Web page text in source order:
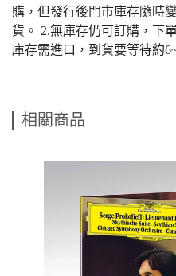
購，但發行後門市庫存隨時
貨。 2.無庫存仍可訂購，下
庫存需進口，到貨要等待約
相關商品